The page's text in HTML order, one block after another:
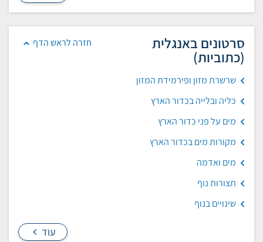
חזרה לראש הדף סרטונים באנגלית
(כתוביות)
שרשרת מזון ופירמידת המזון
כליה ובלייה בכדור הארץ
מים על פני כדור הארץ
מקורות מים בכדור הארץ
מים ואדמה
תצורות נוף
שינויים בנוף
עוד